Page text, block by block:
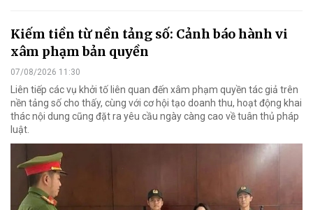
Kiếm tiền từ nền tảng số: Cảnh báo hành vi
xâm phạm bản quyền
07/08/2026 11:30
Liên tiếp các vụ khởi tố liên quan đến xâm phạm quyền tác giả trên
nền tảng số cho thấy, cùng với cơ hội tạo doanh thu, hoạt động khai
thác nội dung cũng đặt ra yêu cầu ngày càng cao về tuân thủ pháp
luật.